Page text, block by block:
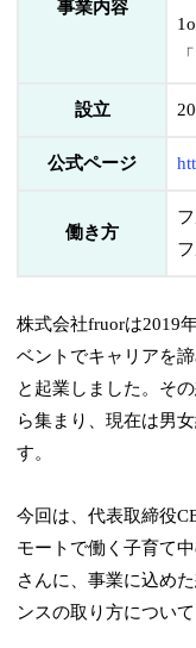
事業内容
設立
公式ページ
働き方
株式会社fruorは2019
ベントでキャリアを
と起業しました。そ
ら集まり、現在は男
す。
今回は、代表取締役
モートで働く子育て
さんに、事業に込め
ンスの取り方につい